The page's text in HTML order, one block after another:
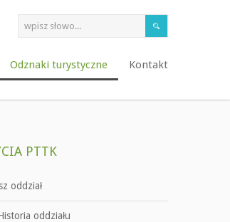
Odznaki turystyczne Kontakt
PTTK
oddział
oddziału